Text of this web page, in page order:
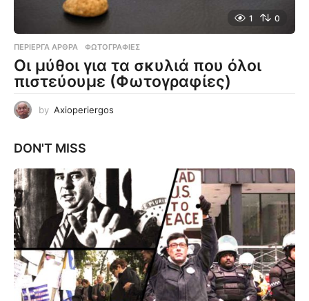
1 0
ΠΕΡΊΕΡΓΑ ΆΡΘΡΑ ,ΦΩΤΟΓΡΑΦΊΕΣ
Οι μύθοι για τα σκυλιά που όλοι
πιστεύουμε (Φωτογραφίες)
by Axioperiergos
DON'T MISS